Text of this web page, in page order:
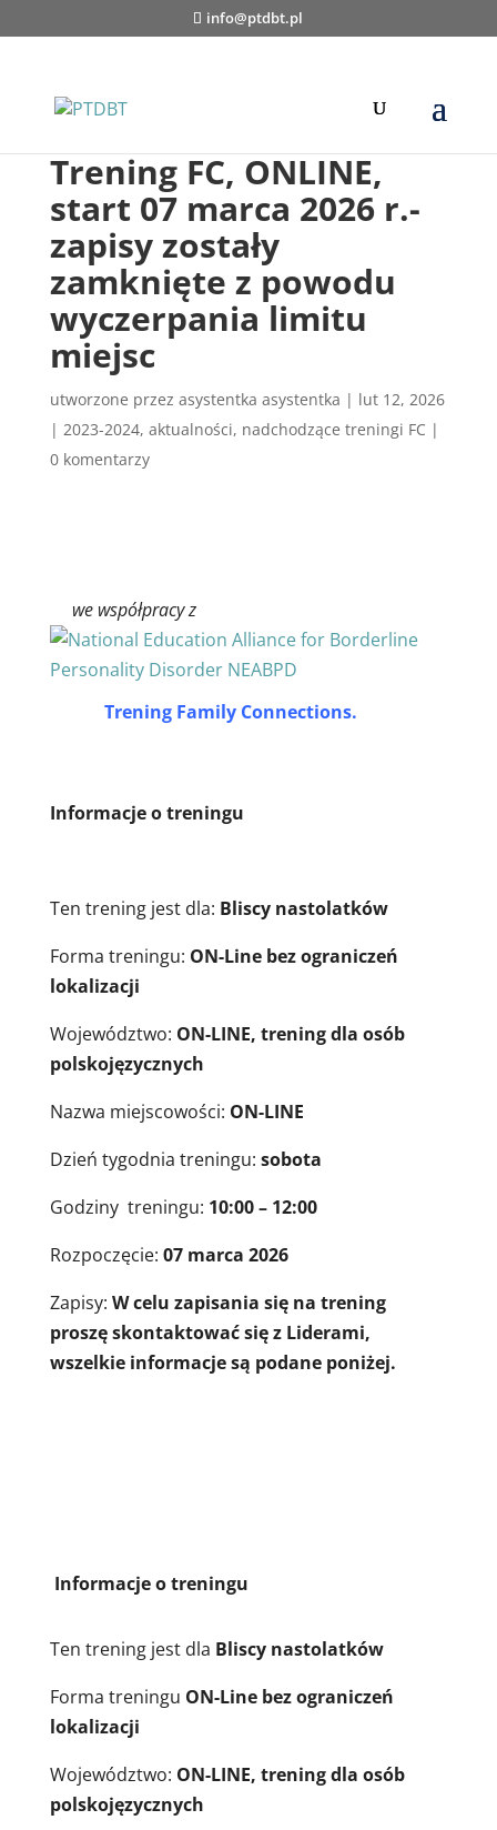
info@ptdbt.pl
Trening FC, ONLINE,
start 07 marca 2026 r.-
zapisy zostały
zamknięte z powodu
wyczerpania limitu
miejsc
utworzone przez asystentka asystentka | lut 12, 2026
| 2023-2024, aktualności, nadchodzące treningi FC |
0 komentarzy
we współpracy z
Trening Family Connections.
Informacje o treningu
Ten trening jest dla: Bliscy nastolatków
Forma treningu: ON-Line bez ograniczeń
lokalizacji
Województwo: ON-LINE, trening dla osób
polskojęzycznych
Nazwa miejscowości: ON-LINE
Dzień tygodnia treningu: sobota
Godziny treningu: 10:00 – 12:00
Rozpoczęcie: 07 marca 2026
Zapisy: W celu zapisania się na trening
proszę skontaktować się z Liderami,
wszelkie informacje są podane poniżej.
Informacje o treningu
Ten trening jest dla Bliscy nastolatków
Forma treningu ON-Line bez ograniczeń
lokalizacji
Województwo: ON-LINE, trening dla osób
polskojęzycznych